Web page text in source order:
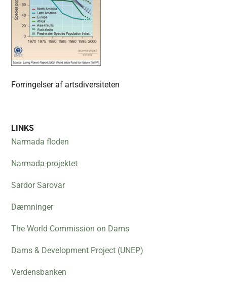
Forringelser af artsdiversiteten
LINKS
Narmada floden
Narmada-projektet
Sardor Sarovar
Dæmninger
The World Commission on Dams
Dams & Development Project (UNEP)
Verdensbanken